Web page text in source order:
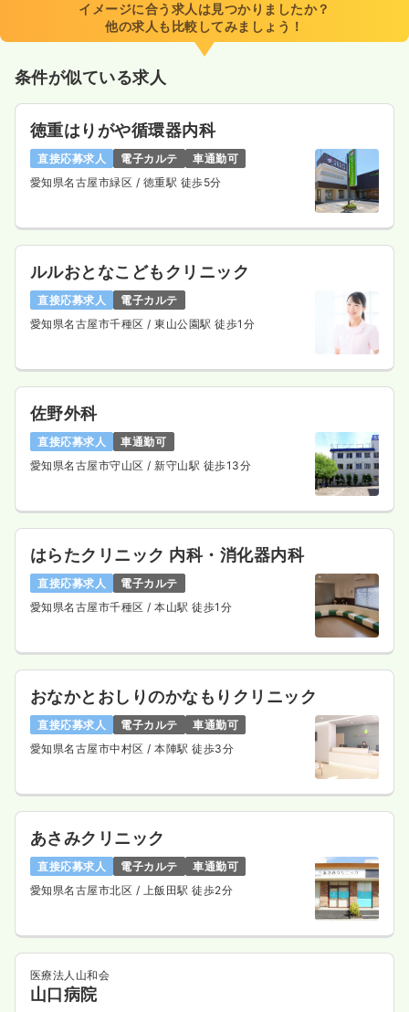
イメージに合う求人は見つかりましたか？
他の求人も比較してみましょう！
条件が似ている求人
徳重はりがや循環器内科
直接応募求人 電子カルテ
車通勤可
愛知県名古屋市緑区 / 徳重駅 徒歩5分
ルルおとなこどもクリニック
直接応募求人
電子カルテ
愛知県名古屋市千種区 / 東山公園駅 徒歩1分
佐野外科
直接応募求人
車通勤可
愛知県名古屋市守山区 / 新守山駅 徒歩13分
はらたクリニック 内科・消化器内科
直接応募求人
電子カルテ
愛知県名古屋市千種区 / 本山駅 徒歩1分
おなかとおしりのかなもりクリニック
直接応募求人 電子カルテ
車通勤可
愛知県名古屋市中村区 / 本陣駅 徒歩3分
あさみクリニック
直接応募求人 電子カルテ
車通勤可
愛知県名古屋市北区 / 上飯田駅 徒歩2分
医療法人山和会
山口病院